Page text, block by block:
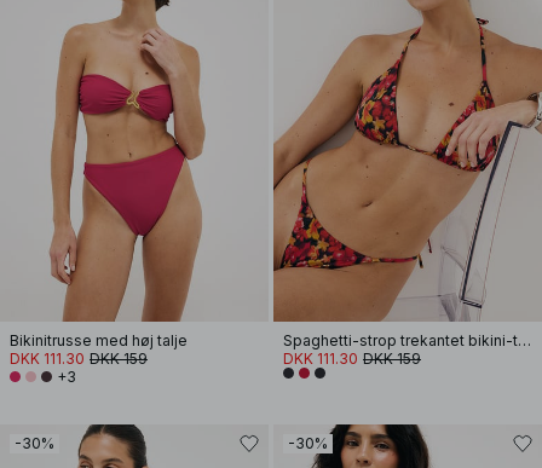
Bikinitrusse med høj talje
DKK 111.30 DKK 159
+3
Spaghetti-strop trekantet bikini-top
DKK 111.30 DKK 159
-30% -30%